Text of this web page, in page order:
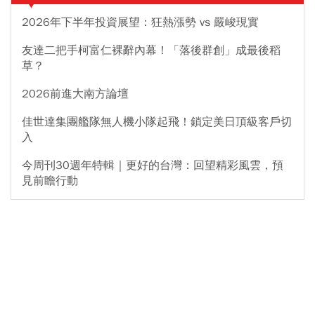
2026年下半年投資展望：狂熱漲勢 vs 嚴峻現實
友達二把手柯富仁裸辭內幕！「落後群創」成最後稻
草？
2026前進大南方論壇
佳世達集團艦隊無人機小隊起飛！鎖定美日頂級客戶切
入
今周刊30週年特輯｜更好的台灣：回望精彩風雲，預
見前瞻行動